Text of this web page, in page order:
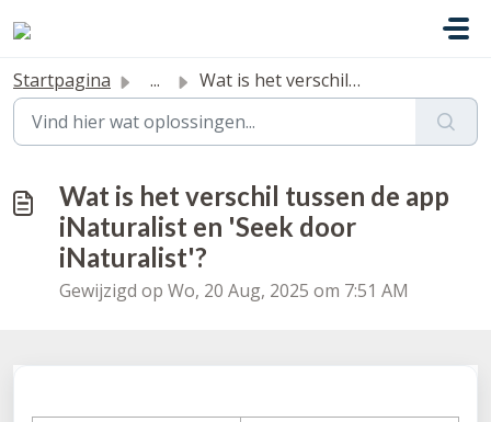
Startpagina ... Wat is het verschil tussen de app iNaturalist en 'See...
Wat is het verschil tussen de app
iNaturalist en 'Seek door
iNaturalist'?
Gewijzigd op Wo, 20 Aug, 2025 om 7:51 AM